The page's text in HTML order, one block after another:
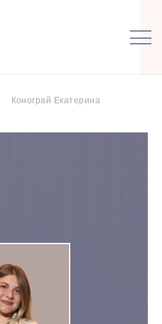
Конограй Eкатерина